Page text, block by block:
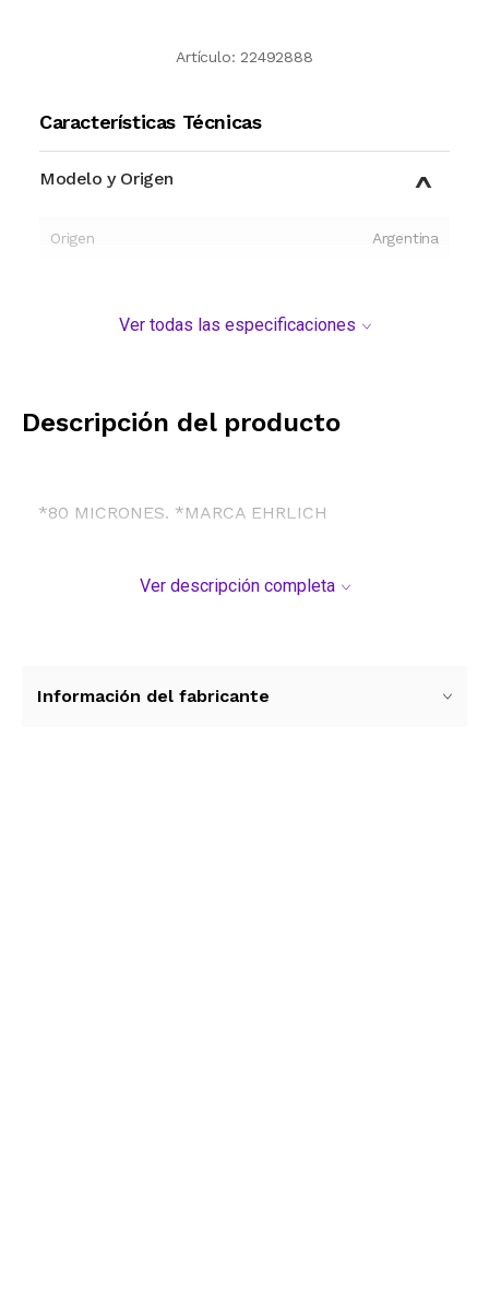
Artículo: 22492888
Características Técnicas
Modelo y Origen
Origen Argentina
Ver todas las especificaciones
Descripción del producto
*80 MICRONES. *MARCA EHRLICH
Ver descripción completa
Información del fabricante